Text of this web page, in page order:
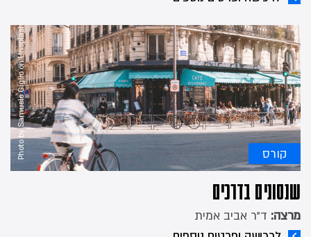
Photo by Samuele Giglio on Unsplash קורס
שנסונים בדרכים
מרצה: ד"ר אביב אמית